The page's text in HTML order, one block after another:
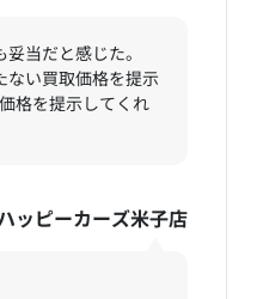
当だと感じた。
ない買取価格を提示
格を提示してくれ
ッピーカーズ米子店